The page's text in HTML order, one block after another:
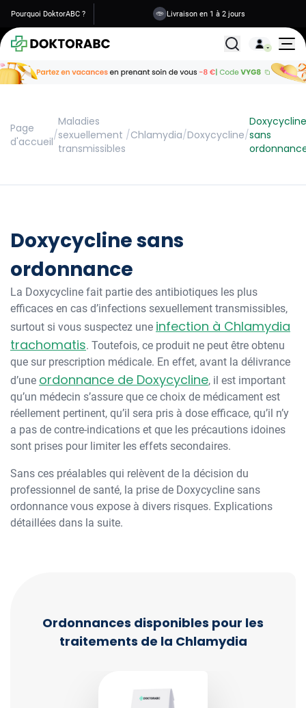
Pourquoi DoktorABC ? Livraison en 1 à 2 jours
Tous les
Page
d'accueil/
Maladies
sexuellement
transmissibles
/Chlamydia/Doxycycline/
Doxycycline
sans
Doxycycline sans
ordonnance
La Doxycycline fait partie des antibiotiques les plus
efficaces en cas d’infections sexuellement transmissibles,
surtout si vous suspectez une infection à Chlamydia
trachomatis. Toutefois, ce produit ne peut être obtenu
que sur prescription médicale. En effet, avant la délivrance
d’une ordonnance de Doxycycline, il est important
qu’un médecin s’assure que ce choix de médicament est
réellement pertinent, qu’il sera pris à dose efficace, qu’il n’y
a pas de contre-indications et que les précautions idoines
sont prises pour limiter les effets secondaires.
Sans ces préalables qui relèvent de la décision du
professionnel de santé, la prise de Doxycycline sans
ordonnance vous expose à divers risques. Explications
détaillées dans la suite.
Ordonnances disponibles pour les
traitements de la Chlamydia